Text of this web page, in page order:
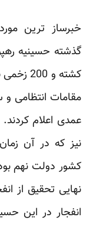
خبرساز ترین
‏کشته و
مقامات انتظامی و
عمدی اعلام
نیز که در آن
نهایی تحقیق از
انفجار در این